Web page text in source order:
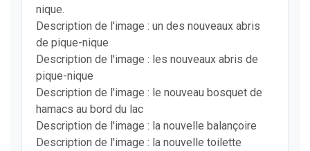
nique.
Description de l'image : un des nouveaux abris
de pique-nique
Description de l'image : les nouveaux abris de
pique-nique
Description de l'image : le nouveau bosquet de
hamacs au bord du lac
Description de l'image : la nouvelle balançoire
Description de l'image : la nouvelle toilette